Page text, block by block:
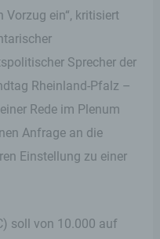
Vorzug ein“, kritisiert
Sprecher der
Rheinland-Pfalz –
Rede im Plenum
Anfrage an die
Einstellung zu einer
soll von 10.000 auf